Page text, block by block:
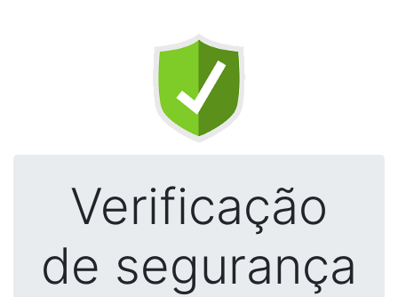
Verificação
de segurança